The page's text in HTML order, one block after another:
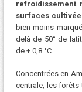
refroidissement
surfaces
bien moins
delà de 50° de
de + 0,8 °C.
Concentrées en
centrale, les forêts